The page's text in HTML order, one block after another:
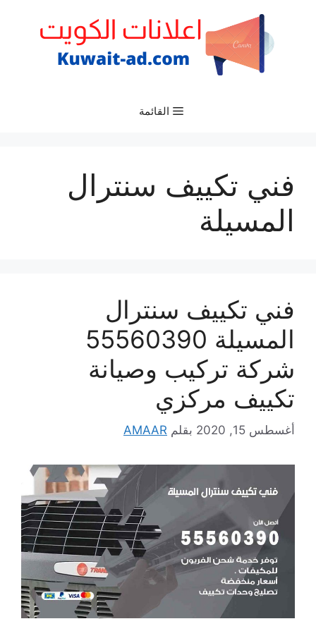
القائمة
فني تكييف سنترال
المسيلة
فني تكييف سنترال
المسيلة 55560390
شركة تركيب وصيانة
تكييف مركزي
أغسطس 15, 2020 بقلم AMAAR